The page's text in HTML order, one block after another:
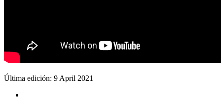
Última edición: 9 April 2021